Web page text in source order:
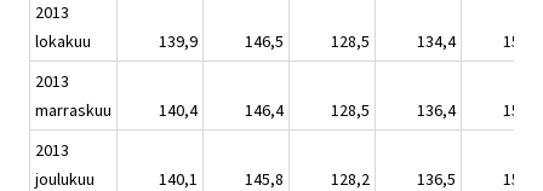
2013
lokakuu
139,9 146,5 128,5 134,4
150,5
2013
marraskuu
140,4 146,4 128,5 136,4
151,1
2013
joulukuu
140,1 145,8 128,2 136,5
150,8